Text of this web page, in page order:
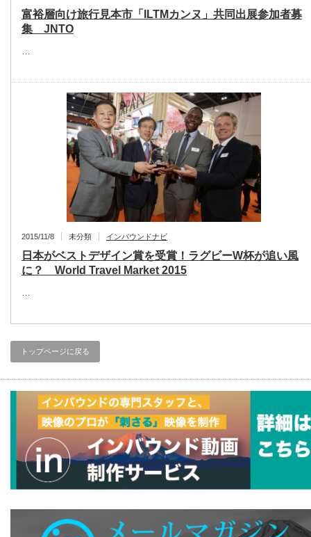
富裕層向け旅行見本市「ILTMカンヌ」共同出展参加者募
集 JNTO
2015/11/8 未分類 インバウンドナビ
日本がベストデザイン賞を受賞！ラグビーW杯が追い風
に？ World Travel Market 2015
…
トップページに戻る